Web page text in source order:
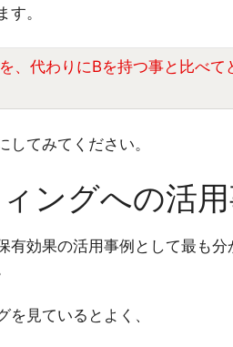
す。
、代わりにBを持つ事と比べ
してみてください。
ングへの活
有効果の活用事例として最も
を見ているとよく、